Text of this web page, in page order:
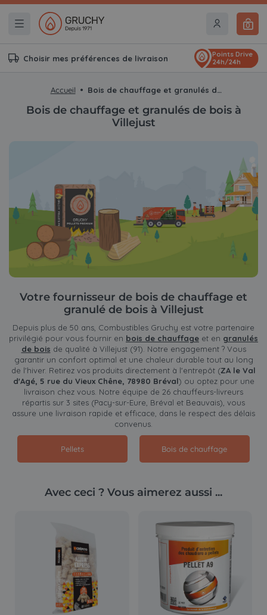
0
Choisir mes préférences de livraison
Points Drive
24h/24h
Accueil Bois de chauffage et granulés de bois à Villejust
Bois de chauffage et granulés de bois à
Villejust
Votre fournisseur de bois de chauffage et
granulé de bois à Villejust
Depuis plus de 50 ans, Combustibles Gruchy est votre partenaire
privilégié pour vous fournir en bois de chauffage et en granulés
de bois de qualité à Villejust (91). Notre engagement ? Vous
garantir un confort optimal et une chaleur durable tout au long
de l'hiver. Retirez vos produits directement à l'entrepôt (ZA le Val
d'Agé, 5 rue du Vieux Chêne, 78980 Bréval) ou optez pour une
livraison chez vous. Notre équipe de 26 chauffeurs-livreurs
répartis sur 3 sites (Pacy-sur-Eure, Bréval et Beauvais), vous
assure une livraison rapide et efficace, dans le respect des délais
convenus.
Pellets Bois de chauffage
Avec ceci ? Vous aimerez aussi ...